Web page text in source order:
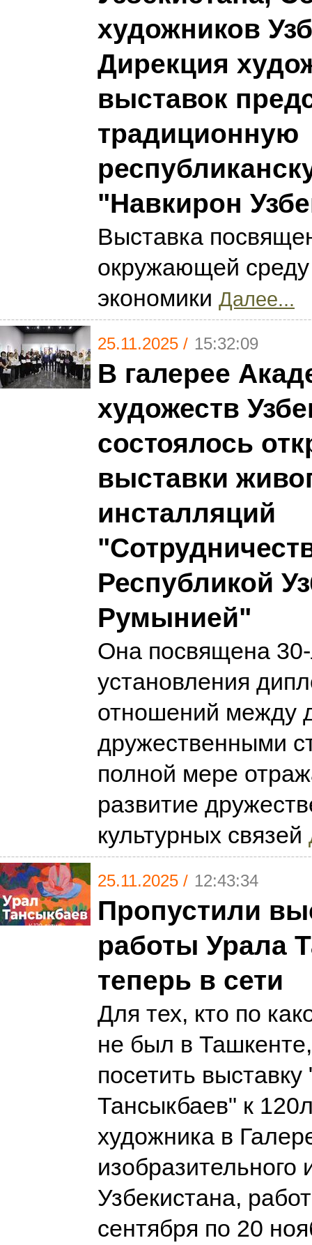
художников
Дирекция
выставок
традиционную
"Навкирон
Выставка
окружающей
экономики Далее...
25.11.2025 / 15:32:09
В галерее
художеств
состоялось
выставки
инсталляций
Республикой
Румынией"
Она посвящена
установления
отношений между
дружественными
полной мере
развитие
культурных связей
25.11.2025 / 12:43:34
Пропустили
работы Урала
теперь в сети
Для тех, кто по
не был в
посетить
Тансыкбаев" к
художника в
изобразительного
Узбекистана,
сентября по 20